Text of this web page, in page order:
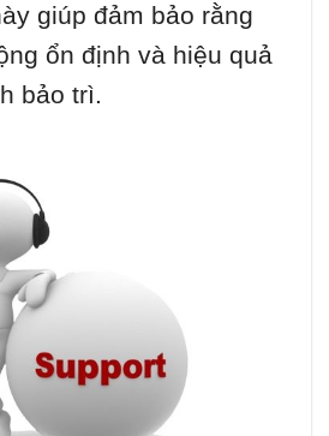
giúp đảm bảo rằng
ổn định và hiệu quả
bảo trì.